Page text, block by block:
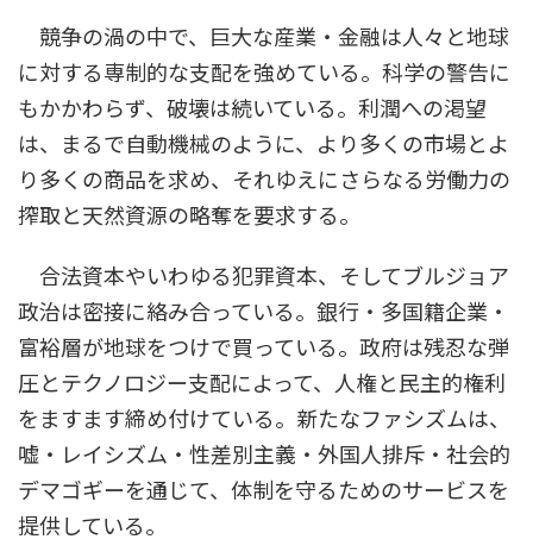
競争の渦の中で、巨大な産業・金融は人々と地球
に対する専制的な支配を強めている。科学の警告に
もかかわらず、破壊は続いている。利潤への渇望
は、まるで自動機械のように、より多くの市場とよ
り多くの商品を求め、それゆえにさらなる労働力の
搾取と天然資源の略奪を要求する。
合法資本やいわゆる犯罪資本、そしてブルジョア
政治は密接に絡み合っている。銀行・多国籍企業・
富裕層が地球をつけで買っている。政府は残忍な弾
圧とテクノロジー支配によって、人権と民主的権利
をますます締め付けている。新たなファシズムは、
嘘・レイシズム・性差別主義・外国人排斥・社会的
デマゴギーを通じて、体制を守るためのサービスを
提供している。